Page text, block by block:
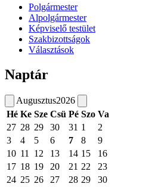
Polgármester
Alpolgármester
Képviselő testület
Szakbizottságok
Választások
Naptár
Augusztus2026
Hé Ke Sze Csü Pé Szo Va
27 28 29 30 31 1
2
3
4 5 6 7 8
9
10 11 12 13 14 15
16
17 18 19 20 21 22
23
24 25 26 27 28 29
30